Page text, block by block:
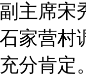
主席宋
家营村
分肯定